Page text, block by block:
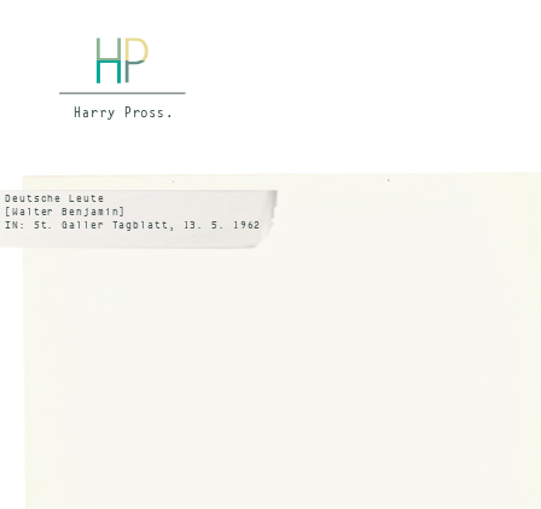
Deutsche Leute
[Walter Benjamin]
IN: St. Galler Tagblatt, 13. 5. 1962